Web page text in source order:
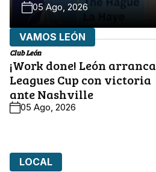
05 Ago, 2026
VAMOS LEÓN
Club León
¡Work done! León arranca
Leagues Cup con victoria
ante Nashville
05 Ago, 2026
LOCAL